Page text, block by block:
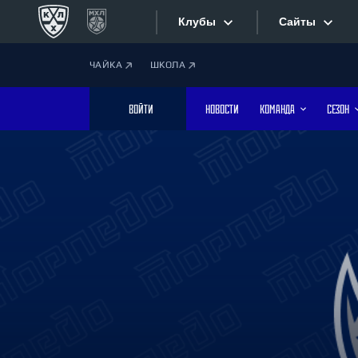
Клубы
Дивизион Боброва
Лада
Сайты
Текстовые
Фотобанк
ЧАЙКА ШКОЛА
ВОЙТИ НОВОСТИ КОМАНДА СЕЗОН